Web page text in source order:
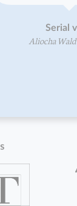
Serial
Aliocha